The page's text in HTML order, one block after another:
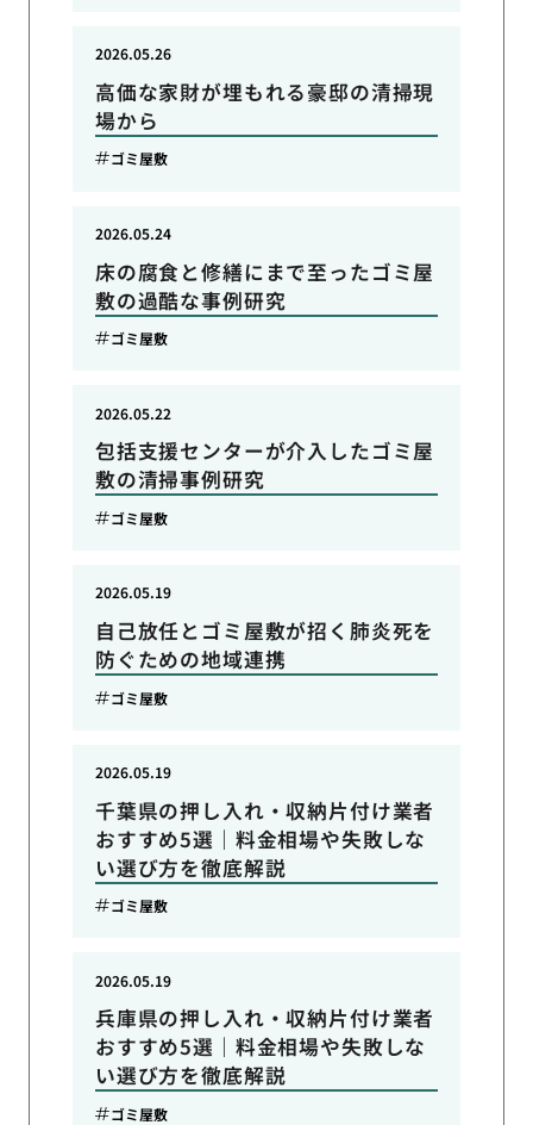
高価な家財が埋もれる豪邸の清掃現
場から
2026.05.26
ゴミ屋敷
床の腐食と修繕にまで至ったゴミ屋
敷の過酷な事例研究
2026.05.24
ゴミ屋敷
包括支援センターが介入したゴミ屋
敷の清掃事例研究
2026.05.22
ゴミ屋敷
自己放任とゴミ屋敷が招く肺炎死を
防ぐための地域連携
2026.05.19
ゴミ屋敷
千葉県の押し入れ・収納片付け業者
おすすめ5選｜料金相場や失敗しな
い選び方を徹底解説
2026.05.19
ゴミ屋敷
兵庫県の押し入れ・収納片付け業者
おすすめ5選｜料金相場や失敗しな
い選び方を徹底解説
2026.05.19
ゴミ屋敷